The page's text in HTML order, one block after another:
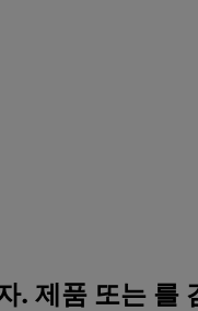
. 제품 또는 를